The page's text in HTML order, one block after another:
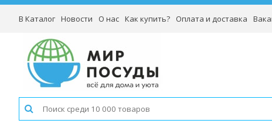
В Каталог Новости О нас Как купить? Оплата и доставка